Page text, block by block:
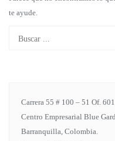
te ayude.
Carrera 55 # 100 – 51 Of. 601
Centro Empresarial Blue
Barranquilla, Colombia.